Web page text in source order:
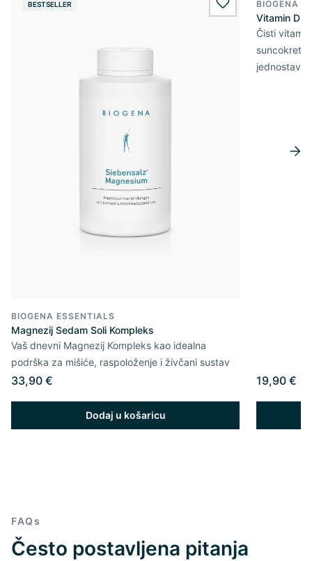
BESTSELLER wishlist.add
BIOGENA ESSENTIALS
Magnezij Sedam Soli Kompleks
Vaš dnevni Magnezij Kompleks kao idealna
podrška za mišiće, raspoloženje i živčani sustav
33,90 €
Dodaj u košaricu
BIOGENA
Vitamin D3
Čisti
19,90 €
FAQs
Često postavljena pitanja